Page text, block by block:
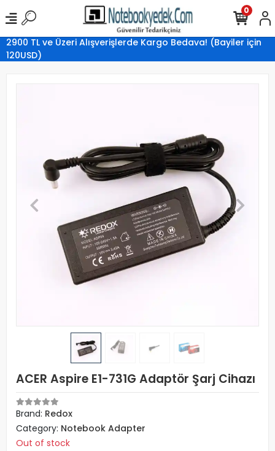
2900 TL ve Üzeri Alışverişlerde Kargo Bedava! (Bayiler için
120USD)
0
ACER Aspire E1-731G Adaptör Şarj Cihazı
Brand: Redox
Category: Notebook Adapter
Out of stock